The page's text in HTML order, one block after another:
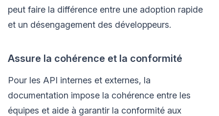
peut faire la différence entre une adoption rapide
et un désengagement des développeurs.
Assure la cohérence et la conformité
Pour les API internes et externes, la
documentation impose la cohérence entre les
équipes et aide à garantir la conformité aux